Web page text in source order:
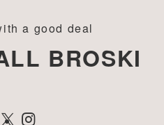
a good deal
BROSKI